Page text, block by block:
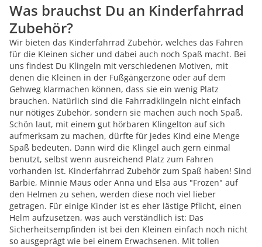
Was brauchst Du an Kinderfahrrad
Zubehör?
Wir bieten das Kinderfahrrad Zubehör, welches das Fahren
für die Kleinen sicher und dabei auch noch Spaß macht. Bei
uns findest Du Klingeln mit verschiedenen Motiven, mit
denen die Kleinen in der Fußgängerzone oder auf dem
Gehweg klarmachen können, dass sie ein wenig Platz
brauchen. Natürlich sind die Fahrradklingeln nicht einfach
nur nötiges Zubehör, sondern sie machen auch noch Spaß.
Schön laut, mit einem gut hörbaren Klingelton auf sich
aufmerksam zu machen, dürfte für jedes Kind eine Menge
Spaß bedeuten. Dann wird die Klingel auch gern einmal
benutzt, selbst wenn ausreichend Platz zum Fahren
vorhanden ist. Kinderfahrrad Zubehör zum Spaß haben! Sind
Barbie, Minnie Maus oder Anna und Elsa aus "Frozen" auf
den Helmen zu sehen, werden diese noch viel lieber
getragen. Für einige Kinder ist es eher lästige Pflicht, einen
Helm aufzusetzen, was auch verständlich ist: Das
Sicherheitsempfinden ist bei den Kleinen einfach noch nicht
so ausgeprägt wie bei einem Erwachsenen. Mit tollen